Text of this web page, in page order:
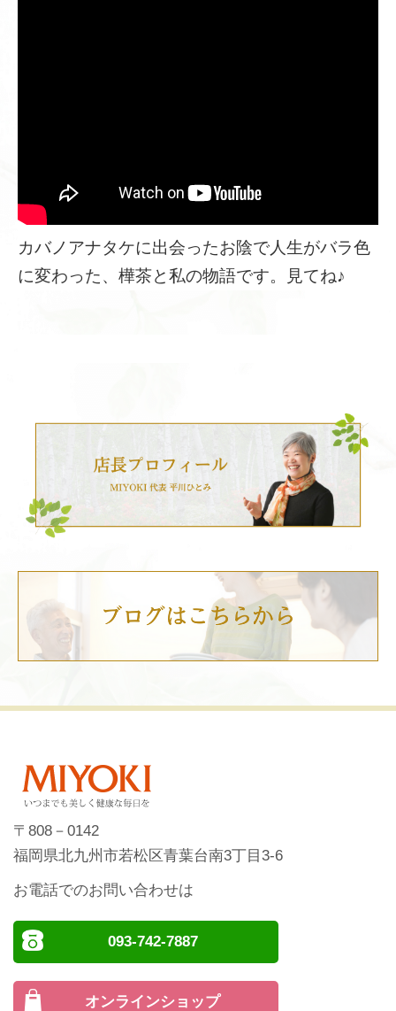
カバノアナタケに出会ったお陰で人生がバラ色
に変わった、樺茶と私の物語です。見てね♪
〒808－0142
福岡県北九州市若松区青葉台南3丁目3-6
お電話でのお問い合わせは
093-742-7887
オンラインショップ